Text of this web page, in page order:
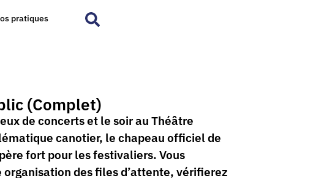
pratiques
(Complet)
de concerts et le soir au Théâtre
canotier, le chapeau officiel de
fort pour les festivaliers. Vous
des files d’attente, vérifierez